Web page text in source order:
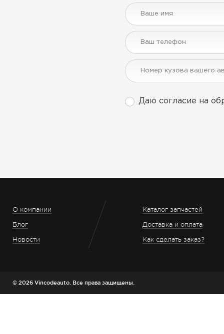
Даю согласие на
О компании
Блог
Новости
Каталог запчастей
Доставка и оплата
Как сделать заказ?
© 2026 Vincodeauto. Все права защищены.